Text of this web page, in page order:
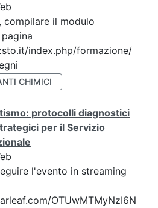
compilare il modulo
index.php/formazione/
CHIMICI
protocolli diagnostici
per il Servizio
l'evento in streaming
OTUwMTMyNzI6N